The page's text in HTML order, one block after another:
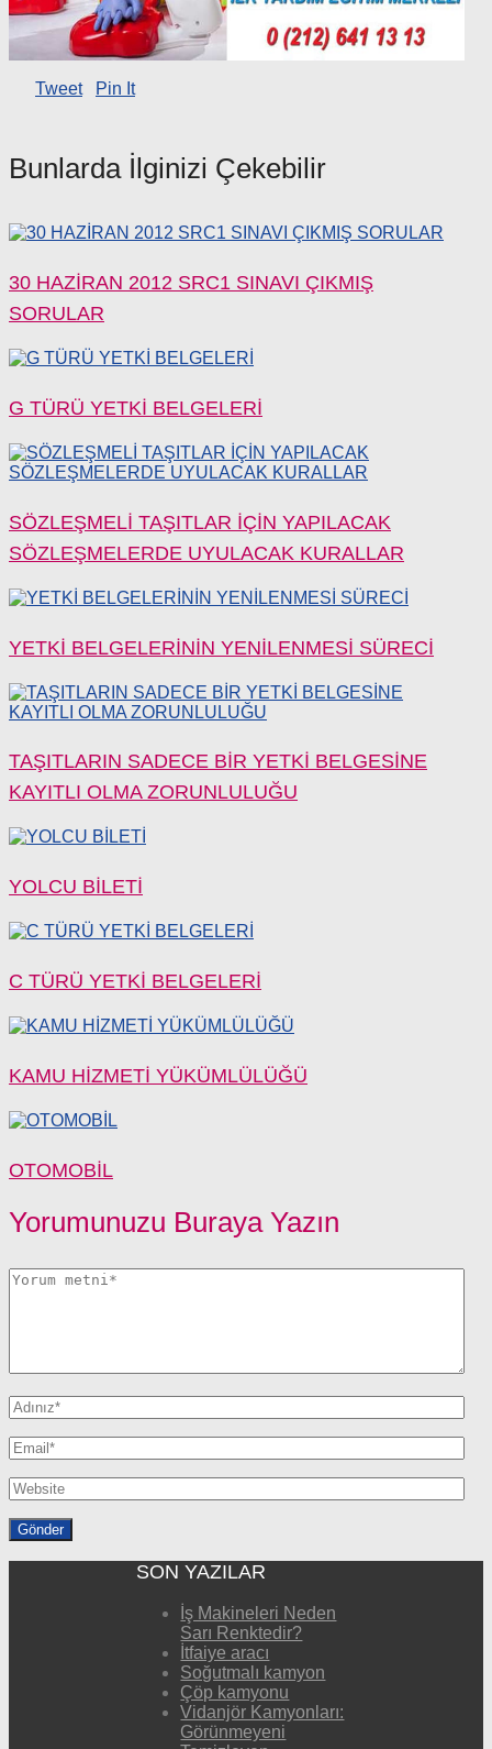
Tweet Pin It
Bunlarda İlginizi Çekebilir
30 HAZİRAN 2012 SRC1 SINAVI ÇIKMIŞ
SORULAR
G TÜRÜ YETKİ BELGELERİ
SÖZLEŞMELİ TAŞITLAR İÇİN YAPILACAK
SÖZLEŞMELERDE UYULACAK KURALLAR
YETKİ BELGELERİNİN YENİLENMESİ SÜRECİ
TAŞITLARIN SADECE BİR YETKİ BELGESİNE
KAYITLI OLMA ZORUNLULUĞU
YOLCU BİLETİ
C TÜRÜ YETKİ BELGELERİ
KAMU HİZMETİ YÜKÜMLÜLÜĞÜ
OTOMOBİL
Yorumunuzu Buraya Yazın
SON YAZILAR
İş Makineleri Neden
Sarı Renktedir?
İtfaiye aracı
Soğutmalı kamyon
Çöp kamyonu
Vidanjör Kamyonları:
Görünmeyeni